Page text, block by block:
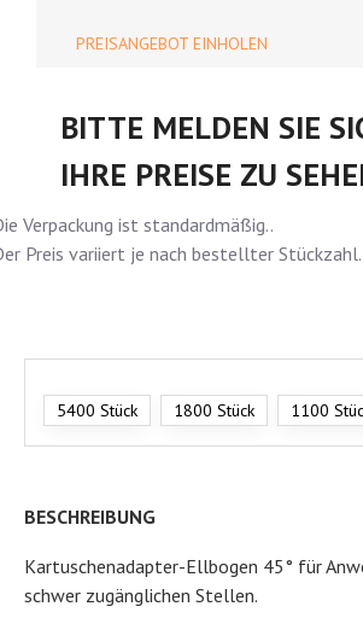
PREISANGEBOT EINHOLEN
BITTE MELDEN SIE
IHRE PREISE ZU
Verpackung ist standardmäßig..
Preis variiert je nach bestellter Stückzahl.
5400 Stück 1800 Stück 1100
BESCHREIBUNG
Kartuschenadapter-Ellbogen 45° für
schwer zugänglichen Stellen.